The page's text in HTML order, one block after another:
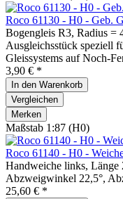
Roco 61130 - H0 - Geb.
Bogengleis R3, Radius =
Ausgleichsstück speziell
Gleissystems auf Noch-
3,90 € *
In den Warenkorb
Vergleichen
Merken
Maßstab 1:87 (H0)
Roco 61140 - H0 -
Handweiche links, Länge
Abzweigwinkel 22,5°,
25,60 € *